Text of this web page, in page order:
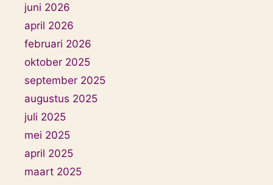
juni 2026
april 2026
februari 2026
oktober 2025
september 2025
augustus 2025
juli 2025
mei 2025
april 2025
maart 2025